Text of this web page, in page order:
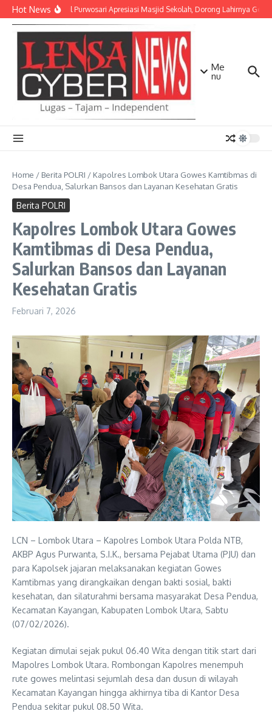
Lewati ke konten
Hot NewsDanramil Purwosari Apresiasi Masjid Sekolah, Dorong Lahirnya
Me
nu
Home / Berita POLRI / Kapolres Lombok Utara Gowes Kamtibmas di
Desa Pendua, Salurkan Bansos dan Layanan Kesehatan Gratis
Berita POLRI
Kapolres Lombok Utara Gowes
Kamtibmas di Desa Pendua,
Salurkan Bansos dan Layanan
Kesehatan Gratis
Februari 7, 2026
LCN – Lombok Utara – Kapolres Lombok Utara Polda NTB,
AKBP Agus Purwanta, S.I.K., bersama Pejabat Utama (PJU) dan
para Kapolsek jajaran melaksanakan kegiatan Gowes
Kamtibmas yang dirangkaikan dengan bakti sosial, bakti
kesehatan, dan silaturahmi bersama masyarakat Desa Pendua,
Kecamatan Kayangan, Kabupaten Lombok Utara, Sabtu
(07/02/2026).
Kegiatan dimulai sejak pukul 06.40 Wita dengan titik start dari
Mapolres Lombok Utara. Rombongan Kapolres menempuh
rute gowes melintasi sejumlah desa dan dusun di wilayah
Kecamatan Kayangan hingga akhirnya tiba di Kantor Desa
Pendua sekitar pukul 08.50 Wita.